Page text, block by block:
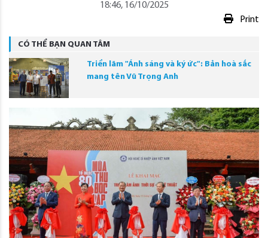
18:46, 16/10/2025
Print
CÓ THỂ BẠN QUAN TÂM
Triển lãm "Ánh sáng và ký ức": Bản hoà sắc
mang tên Vũ Trọng Anh